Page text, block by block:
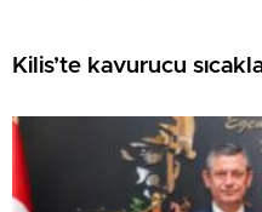
Kilis’te kavurucu